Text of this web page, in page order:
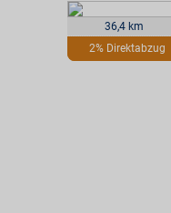
36,4 km
2% Direktabzug